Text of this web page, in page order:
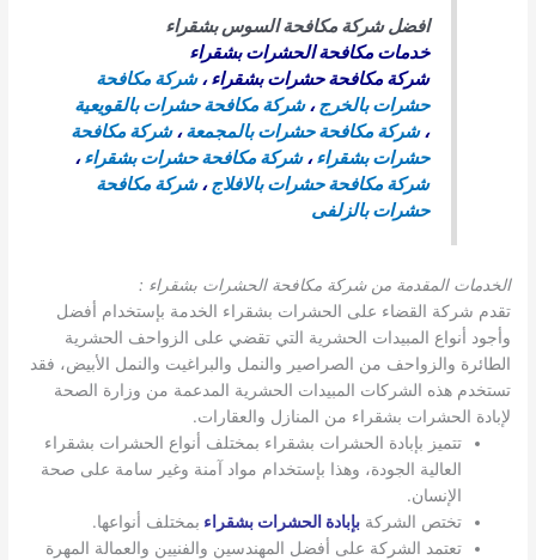
افضل شركة مكافحة السوس بشقراء
خدمات مكافحة الحشرات بشقراء
شركة مكافحة حشرات بشقراء،شركة مكافحة
حشرات بالخرج،شركة مكافحة حشرات بالقويعية
،شركة مكافحة حشرات بالمجمعة،شركة مكافحة
حشرات بشقراء،شركة مكافحة حشرات بشقراء،
شركة مكافحة حشرات بالافلاج،شركة مكافحة
حشرات بالزلفى
الخدمات المقدمة من شركة مكافحة الحشرات بشقراء :
تقدم شركة القضاء على الحشرات بشقراء الخدمة بإستخدام أفضل
وأجود أنواع المبيدات الحشرية التي تقضي على الزواحف الحشرية
الطائرة والزواحف من الصراصير والنمل والبراغيت والنمل الأبيض، فقد
تستخدم هذه الشركات المبيدات الحشرية المدعمة من وزارة الصحة
لإبادة الحشرات بشقراء من المنازل والعقارات.
تتميز بإبادة الحشرات بشقراء بمختلف أنواع الحشرات بشقراء
العالية الجودة، وهذا بإستخدام مواد آمنة وغير سامة على صحة
الإنسان.
تختص الشركة بإبادة الحشرات بشقراء بمختلف أنواعها.
تعتمد الشركة على أفضل المهندسين والفنيين والعمالة المهرة